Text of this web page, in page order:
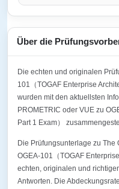
Über die
Die echten und originalen
101（TOGAF Enterprise
wurden mit den aktuellsten
PROMETRIC oder VUE zu
Part 1 Exam）
Die Prüfungsunterlage zu The
OGEA-101（TOGAF
echten, originalen und
Antworten. Die